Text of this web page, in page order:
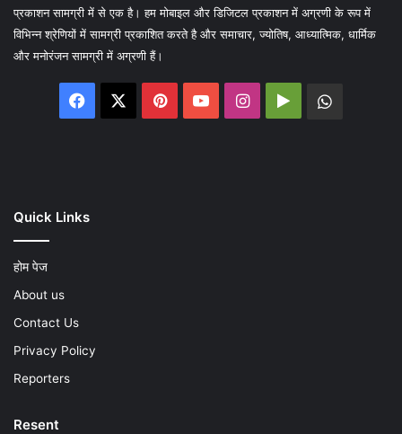
प्रकाशन सामग्री में से एक है। हम मोबाइल और डिजिटल प्रकाशन में अग्रणी के रूप में
विभिन्न श्रेणियों में सामग्री प्रकाशित करते है और समाचार, ज्योतिष, आध्यात्मिक, धार्मिक
और मनोरंजन सामग्री में अग्रणी हैं।
Facebook PinterestYouTubeInstagram
Google
Quick Links
होम पेज
About us
Contact Us
Privacy Policy
Reporters
Resent